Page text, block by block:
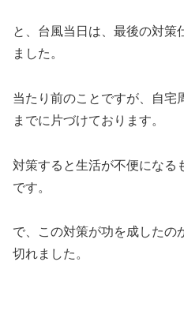
と、台風当日は、最後の対策
ました。
当たり前のことですが、自宅
までに片づけております。
対策すると生活が不便になる
です。
で、この対策が功を成したの
切れました。